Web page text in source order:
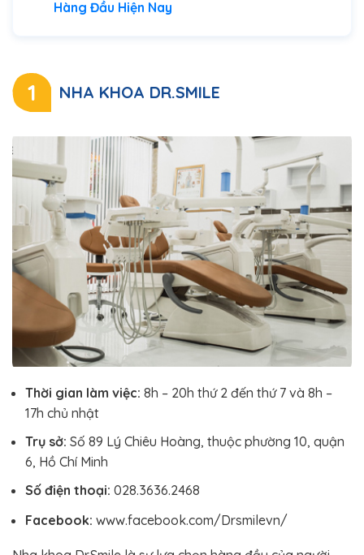
Hàng Đầu Hiện Nay
1 NHA KHOA DR.SMILE
Thời gian làm việc: 8h – 20h thứ 2 đến thứ 7 và 8h –
17h chủ nhật
Trụ sở: Số 89 Lý Chiêu Hoàng, thuộc phường 10, quận
6, Hồ Chí Minh
Số điện thoại: 028.3636.2468
Facebook: www.facebook.com/Drsmilevn/